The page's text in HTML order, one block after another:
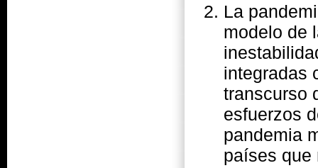
La
modelo de
integradas
transcurso
esfuerzos
pandemia
países que